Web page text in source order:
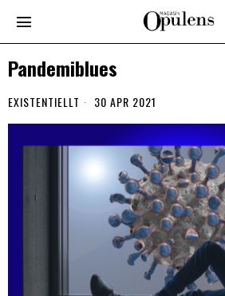
Pandemiblues
EXISTENTIELLT 30 APR 2021